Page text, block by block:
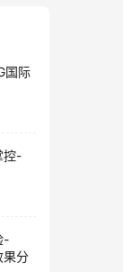
国际
控-
-
果分